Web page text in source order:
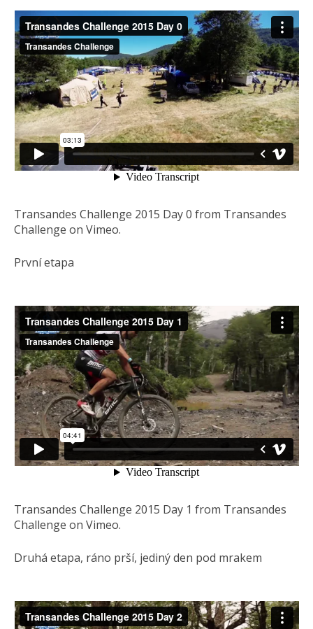
Transandes Challenge 2015 Day 0 from Transandes
Challenge on Vimeo.
První etapa
Transandes Challenge 2015 Day 1 from Transandes
Challenge on Vimeo.
Druhá etapa, ráno prší, jediný den pod mrakem